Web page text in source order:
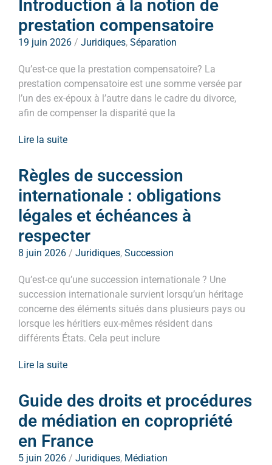
Introduction à la notion de
prestation compensatoire
19 juin 2026 / Juridiques, Séparation
Qu’est-ce que la prestation compensatoire? La
prestation compensatoire est une somme versée par
l’un des ex-époux à l’autre dans le cadre du divorce,
afin de compenser la disparité que la
Lire la suite
Règles de succession
internationale : obligations
légales et échéances à
respecter
8 juin 2026 / Juridiques, Succession
Qu’est-ce qu’une succession internationale ? Une
succession internationale survient lorsqu’un héritage
concerne des éléments situés dans plusieurs pays ou
lorsque les héritiers eux-mêmes résident dans
différents États. Cela peut inclure
Lire la suite
Guide des droits et procédures
de médiation en copropriété
en France
5 juin 2026 / Juridiques, Médiation